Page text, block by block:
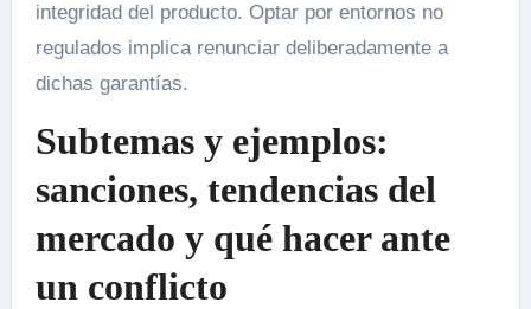
integridad del producto. Optar por entornos no
regulados implica renunciar deliberadamente a
dichas garantías.
Subtemas y ejemplos:
sanciones, tendencias del
mercado y qué hacer ante
un conflicto